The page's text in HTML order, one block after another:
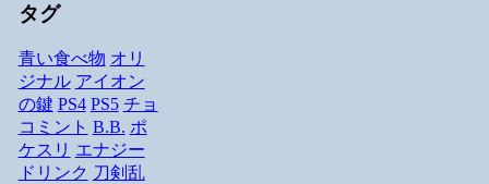
タグ
青い食べ物 オリ
ジナル アイオン
の鍵 PS4 PS5 チョ
コミント B.B. ポ
ケスリ エナジー
ドリンク 刀剣乱